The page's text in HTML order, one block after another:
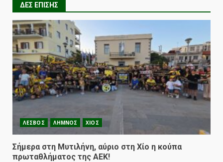
ΔΕΣ ΕΠΙΣΗΣ
ΛΕΣΒΟΣ ΛΗΜΝΟΣ ΧΙΟΣ
Σήμερα στη Μυτιλήνη, αύριο στη Χίο η κούπα
πρωταθλήματος της ΑΕΚ!